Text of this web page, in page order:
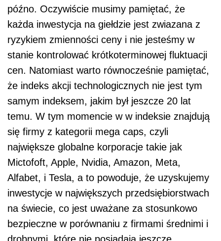
późno. Oczywiście musimy pamiętać, że
każda inwestycja na giełdzie jest zwiazana z
ryzykiem zmienności ceny i nie jesteśmy w
stanie kontrolować krótkoterminowej fluktuacji
cen. Natomiast warto równocześnie pamiętać,
że indeks akcji technologicznych nie jest tym
samym indeksem, jakim był jeszcze 20 lat
temu. W tym momencie w w indeksie znajdują
się firmy z kategorii mega caps, czyli
największe globalne korporacje takie jak
Mictofoft, Apple, Nvidia, Amazon, Meta,
Alfabet, i Tesla, a to powoduje, że uzyskujemy
inwestycje w największych przedsiębiorstwach
na świecie, co jest uważane za stosunkowo
bezpieczne w porównaniu z firmami średnimi i